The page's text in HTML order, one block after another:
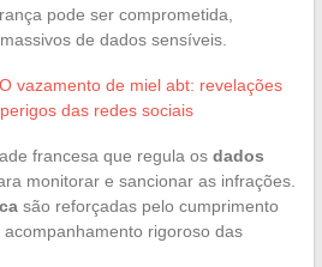
pode ser comprometida,
de dados sensíveis.
O vazamento de miel abt: revelações
das redes sociais
francesa que regula os dados
monitorar e sancionar as infrações.
são reforçadas pelo cumprimento
rigoroso das